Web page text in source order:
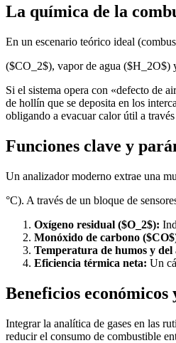
La química de la
En un escenario teórico ideal
($CO_2$), vapor de agua ($H_2O$)
Si el sistema opera con «defecto de
de hollín que se deposita en los
obligando a evacuar calor útil a
Funciones clave y
Un analizador moderno extrae una
°C). A través de un bloque de
Oxígeno residual ($O_2$):
Monóxido de carbono
Temperatura de humos y
Eficiencia térmica neta: Un
Beneficios
Integrar la analítica de gases en las
reducir el consumo de combustible